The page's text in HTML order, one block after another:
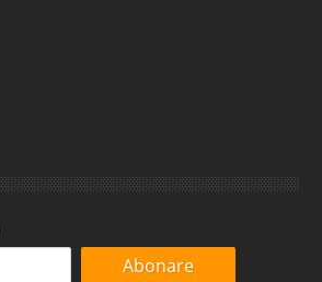
Abonare